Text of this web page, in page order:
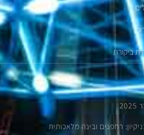
ביקורת
רחפנים ובינה מלאכותית